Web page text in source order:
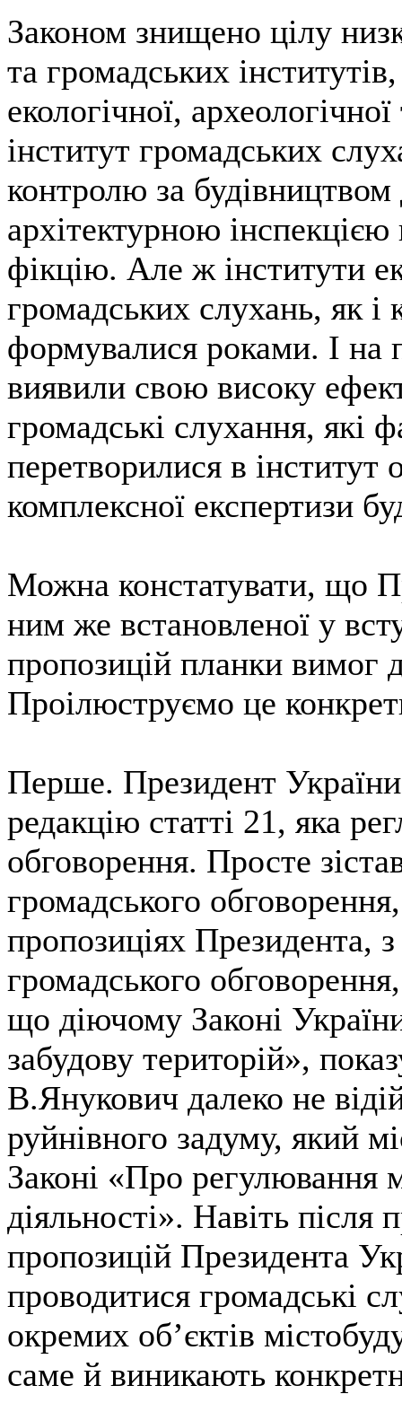
Законом знищено цілу
та громадських
екологічної,
інститут громадських
контролю за
архітектурною
фікцію. Але ж інститути
громадських слухань, як і
формувалися роками. І на
виявили свою високу
громадські слухання, які
перетворилися в інститут
комплексної експертизи
Можна констатувати, що
ним же встановленої у
пропозицій планки вимог
Проілюструємо це
Перше. Президент
редакцію статті 21, яка
обговорення. Просте
громадського
пропозиціях Президента,
громадського
що діючому Законі
забудову територій»,
В.Янукович далеко не
руйнівного задуму, який
Законі «Про регулювання
діяльності». Навіть після
пропозицій Президента
проводитися громадські
окремих об’єктів
саме й виникають